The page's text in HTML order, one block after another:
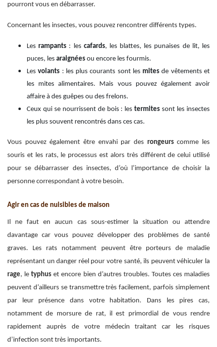
pourront vous en débarrasser.
Concernant les insectes, vous pouvez rencontrer différents types.
Lesrampants : les cafards, les blattes, les punaises de lit, les
puces, les araignées ou encore les fourmis.
Lesvolants : les plus courants sont les mitesde vêtements et
les mites alimentaires. Mais vous pouvez également avoir
affaire à des guêpes ou des frelons.
Ceux qui se nourrissent de bois : lestermitessont les insectes
les plus souvent rencontrés dans ces cas.
Vous pouvez également être envahi par des rongeurscomme les
souris et les rats, le processus est alors très différent de celui utilisé
pour se débarrasser des insectes, d’où l’importance de choisir la
personne correspondant à votre besoin.
Agir en cas de nuisibles de maison
Il ne faut en aucun cas sous-estimer la situation ou attendre
davantage car vous pouvez développer des problèmes de santé
graves. Les rats notamment peuvent être porteurs de maladie
représentant un danger réel pour votre santé, ils peuvent véhiculer la
rage, letyphuset encore bien d’autres troubles. Toutes ces maladies
peuvent d’ailleurs se transmettre très facilement, parfois simplement
par leur présence dans votre habitation. Dans les pires cas,
notamment de morsure de rat, il est primordial de vous rendre
rapidement auprès de votre médecin traitant car les risques
d’infection sont très importants.